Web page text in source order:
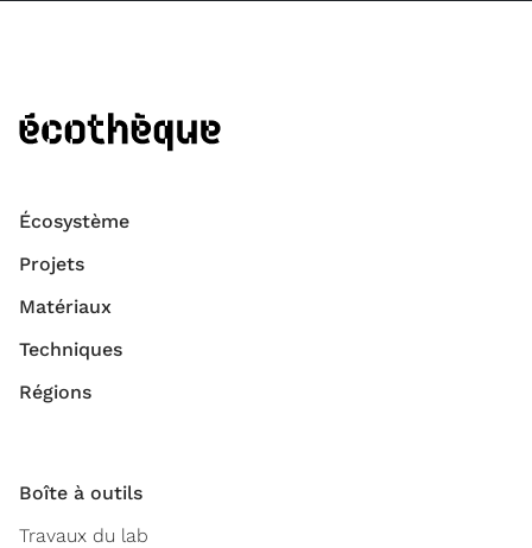
Écosystème
Projets
Matériaux
Techniques
Régions
Boîte à outils
Travaux du lab